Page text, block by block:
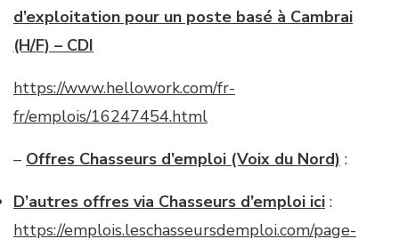
d’exploitation pour un poste basé à Cambrai
(H/F) – CDI
https://www.hellowork.com/fr-
fr/emplois/16247454.html
– Offres Chasseurs d’emploi (Voix du Nord) :
D’autres offres via Chasseurs d’emploi ici :
https://emplois.leschasseursdemploi.com/page-